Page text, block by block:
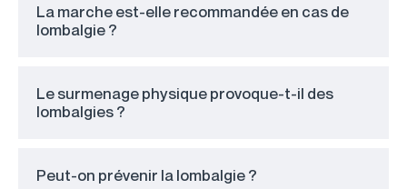
La marche est-elle recommandée en cas de
lombalgie ?
Le surmenage physique provoque-t-il des
lombalgies ?
Peut-on prévenir la lombalgie ?